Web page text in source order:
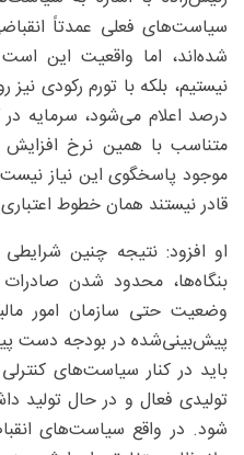
سیاست‌های فعلی عمدتاً
شده‌اند، اما واقعیت این
درصد اعلام می‌شود، سرمایه
متناسب با همین نرخ افزایش
موجود پاسخگوی این نیاز
قادر نیستند همان خطوط اعتباری
او افزود: نتیجه چنین
بنگاه‌ها، محدود شدن
وضعیت حتی سازمان امور
پیش‌بینی‌شده در بودجه دست
باید در کنار سیاست‌های
تولیدی فعال و در حال تولید
شود. در واقع سیاست‌های